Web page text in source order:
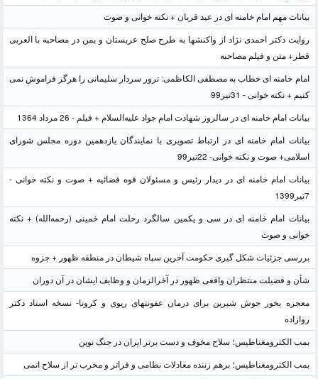
بیانات مهم امام خامنه ای در عید قربان + نکته خوانی و صوت
روایت دکتر احمدی نژاد از واکنشها به طرح صلح عربستان و یمن در مصاحبه با العربی
قطر+ متن و فیلم مصاحبه
امام خامنه ای خطاب به مصطفی الکاظمی: ترور سردار سلیمانی را هرگز فراموش نمی
کنیم + نکته خوانی - 31تیر99
بیانات امام خامنه ای در سالروز شهادت امام جواد علیه‌السلام + فیلم - 26 مرداد 1364
بیانات امام خامنه ای در ارتباط تصویری با نمایندگان یازدهمین دوره مجلس شورای
اسلامی+ صوت و نکته خوانی- 22تیر99
بیانات امام خامنه ای در دیدار رئیس و مسئولان قوه قضائیه + صوت و نکته خوانی -
7تیر1399
بیانات امام خامنه ای در سی و یکمین سالگرد رحلت امام خمینی (رحمه‌الله) + نکته
خوانی و صوت
بررسی جزئیات شکل گیری حکومت آخرین سپاه شیطان در منطقه ظهور + جزوه
شأن و فضیلت منتظران واقعی ظهور در آخرالزمان و وظایف ایشان در آن دوران
معجزه بخور جوش شیرین برای درمان عفونتهای ریوی و کرونا- نسخه استاد دکتر
روازاده
بمب الکترومغناطیس؛ سلاح مخوف و دست برتر ایران در جنگ نوین
بمب الکترومغناطیس؛ برهم زننده معادلات نظامی و فراتر و مخرب تر از سلاح اتمی